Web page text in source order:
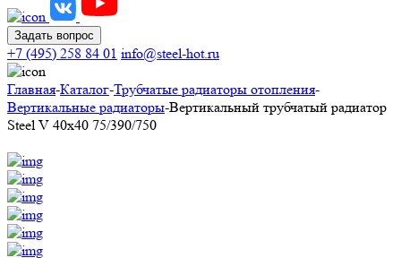
Задать вопрос
+7 (495) 258 84 01 info@steel-hot.ru
Главная-Каталог-Трубчатые радиаторы отопления-
Вертикальные радиаторы-Вертикальный трубчатый радиатор
Steel V 40х40 75/390/750